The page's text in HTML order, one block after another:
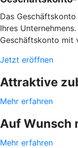
Das
Ihres
Geschäftskonto mit
Jetzt eröffnen
Attraktive
Mehr erfahren
Auf Wunsch
Mehr erfahren